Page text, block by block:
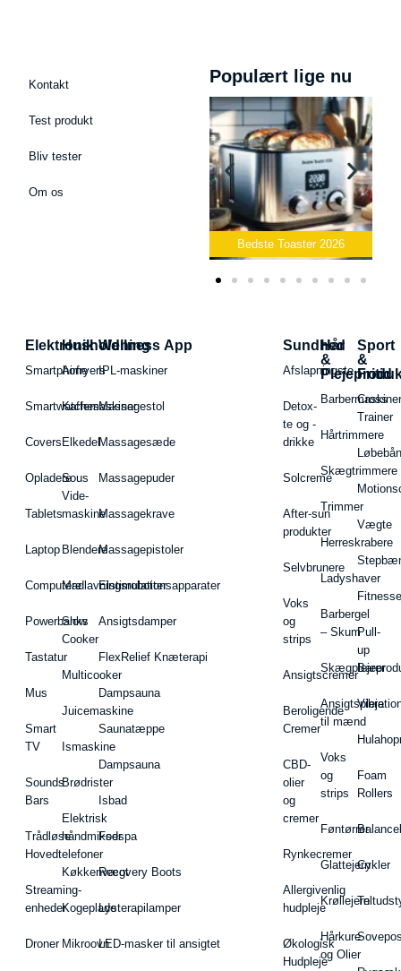
Kontakt
Test produkt
Bliv tester
Om os
Populært lige nu
Bedste Toaster 2026
Elektronik
Smartphone
Smartwatches
Covers
Opladere
Tablets
Laptop
Computere
Powerbanks
Tastatur
Mus
Smart
TV
Sounds
Bars
Trådløse
Hovedtelefoner
Streaming-
enheder
Droner
Husholdning
Airfryers
Kaffemaskiner
Elkedel
Sous
Vide-
maskine
Blendere
Madlavningsrobotter
Slow
Cooker
Multicooker
Juicemaskine
Ismaskine
Brødrister
Elektrisk
håndmikser
Køkkenvægt
Kogeplade
Mikroovn
Wellness App
IPL-maskiner
Massagestol
Massagesæde
Massagepuder
Massagekrave
Massagepistoler
Elstimulationsapparater
Ansigtsdamper
FlexRelief Knæterapi
Dampsauna
Saunatæppe
Dampsauna
Isbad
Fodspa
Recovery Boots
Lysterapilamper
LED-masker til ansigtet
Sundhed
Afslapningste
Detox-
te og -
drikke
Solcreme
After-sun
produkter
Selvbrunere
Voks
og
strips
Ansigtscremer
Beroligende
Cremer
CBD-
olier
og
cremer
Rynkecremer
Allergivenlig
hudpleje
Økologisk
Hudpleje
Hår
&
Hårtrimmere
Skægtrimmere
Trimmer
Herreskrabere
Ladyshaver
Barbergel
– Skum
Ansigtspleje
til mænd
Voks
og
strips
Føntørrer
Glattejern
Krøllejern
Hårkure
og Olier
Sport
&
Fritid
Cross
Trainer
Vægte
Pull-
up
Barer
Foam
Rollers
Cykler